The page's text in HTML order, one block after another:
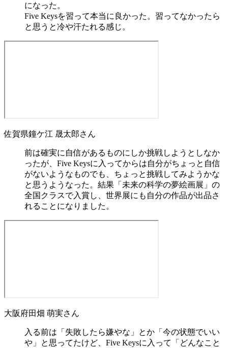
になった。
Five Keysを習って本当に良かった。習ってなかったら
と思うと冷や汗たれる感じ。
佐賀県鐘ケ江 晟太郎さん
前は確実に自信があるものにしか挑戦しようとしなか
ったが、Five Keysに入ってからは自分がちょっと自信
がないようなものでも、ちょっと挑戦してみようかな
と思うようなった。結果「未来の科学の夢絵画展」の
全国クラスで入賞し、世界展にも自分の作品が出品さ
れることになりました。
大阪府田畑 萌実さん
入る前は「失敗したら嫌やな」とか「今の状態でいい
や」と思ってたけど、Five Keysに入って「どんなこと